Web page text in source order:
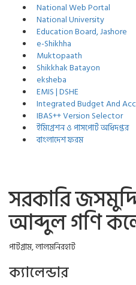
National Web Portal
National University
Education Board, Jashore
e-Shikhha
Muktopaath
Shikkhak Batayon
eksheba
EMIS | DSHE
Integrated Budget And
IBAS++ Version Selector
ইমিগ্রেশন ও পাসপোর্ট অধিদপ্তর
বাংলাদেশ ফরম
সরকারি
আব্দুল গণি
পাটগ্রাম, লালমনিরহাট
ক্যালেন্ডার